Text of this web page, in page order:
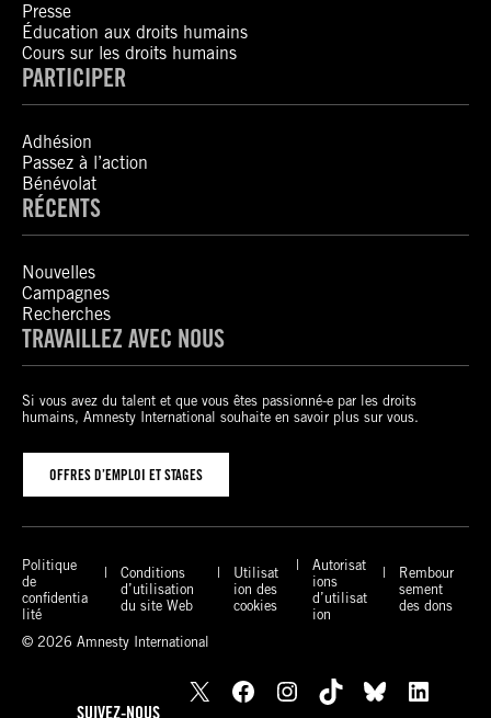
Presse
Éducation aux droits humains
Cours sur les droits humains
PARTICIPER
Adhésion
Passez à l’action
Bénévolat
RÉCENTS
Nouvelles
Campagnes
Recherches
TRAVAILLEZ AVEC NOUS
Si vous avez du talent et que vous êtes passionné-e par les droits
humains, Amnesty International souhaite en savoir plus sur vous.
OFFRES D’EMPLOI ET STAGES
Politique
de
confidentia
lité
Conditions
d’utilisation
du site Web
Utilisat
ion des
cookies
Autorisat
ions
d’utilisat
ion
Rembour
sement
des dons
© 2026 Amnesty International
SUIVEZ-NOUS
X Facebook Instagram TikTok Bluesky LinkedIn